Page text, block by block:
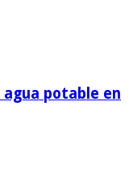
agua potable en